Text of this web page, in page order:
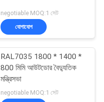
negotiable MOQ:1 সেট
যোগাযোগ
RAL7035 1800 * 1400 *
800 মিমি আউটডোর বৈদ্যুতিক
মন্ত্রিসভা
negotiable MOQ:1 সেট